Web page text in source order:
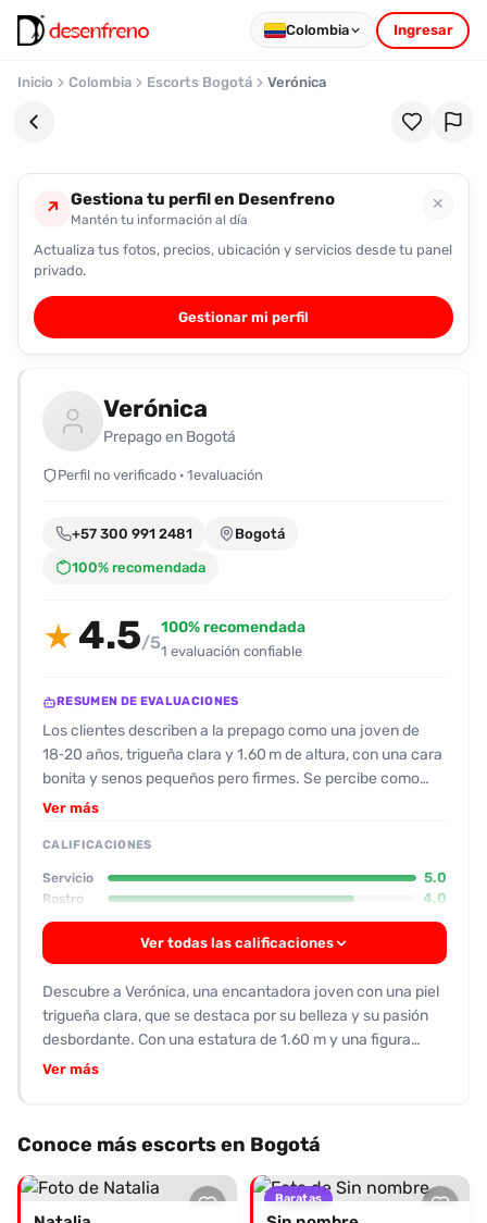
Colombia Ingresar
Inicio Colombia Escorts Bogotá Verónica
Favoritos
Pronto
podrás
registrarte
guardar
favoritas
para
fácilmente.
↗ Gestiona tu perfil en Desenfreno
Mantén tu información al día
✕
Actualiza tus fotos, precios, ubicación y servicios desde tu panel
privado.
Gestionar mi perfil
Verónica
Prepago en Bogotá
Perfil no verificado · 1evaluación
+57 300 991 2481 Bogotá
100% recomendada
★ 4.5/5
100% recomendada
1 evaluación confiable
RESUMEN DE EVALUACIONES
Los clientes describen a la prepago como una joven de
18‑20 años, trigueña clara y 1.60 m de altura, con una cara
bonita y senos pequeños pero firmes. Se percibe como
muy limpia y acorde a las fotos, lo que genera confianza
servicio es un apartamento grande y silencioso en el
centro, lo que contribuye a la discreción y comodidad. Su
actitud se caracteriza por ser coqueta, pero sin resultar
grosera; besa como una novia y mantiene una buena
comunicación durante el encuentro. Los servicios
destacados son la calidad del oral y del anal, que se
describen como muy ricos y que cumplen la fantasía del
cliente. No se mencionan inconvenientes ni puntos
negativos; todo el relato culmina con una calificación de
10 / 10 y la valoración de “la mejor experiencia”. El patrón
énfasis en la satisfacción total del cliente.
Ver más
CALIFICACIONES
Servicio 5.0
Rostro 4.0
Ver todas las calificaciones
Descubre a Verónica, una encantadora joven con una piel
trigueña clara, que se destaca por su belleza y su pasión
desbordante. Con una estatura de 1.60 m y una figura
esbelta, ella ofrece un servicio excepcional que incluye
destacando su capacidad para llevar el placer a niveles
inimaginables. Los comentarios son unánimes: su dulzura
se convierte en pura pasión en la cama, donde la diversión
y la creatividad nunca faltan. Muchos han vivido la
Ver más
Conoce más escorts en Bogotá
Baratas